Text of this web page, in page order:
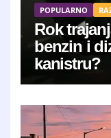
POPULARNO
Rok
benzin i
kanistru?